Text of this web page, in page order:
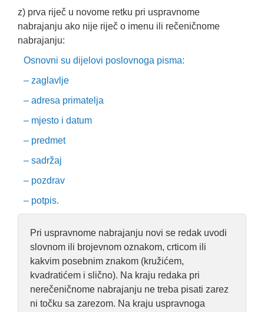
z) prva riječ u novome retku pri uspravnome
nabrajanju ako nije riječ o imenu ili rečeničnome
nabrajanju:
Osnovni su dijelovi poslovnoga pisma:
– zaglavlje
– adresa primatelja
– mjesto i datum
– predmet
– sadržaj
– pozdrav
– potpis.
Pri uspravnome nabrajanju novi se redak uvodi
slovnom ili brojevnom oznakom, crticom ili
kakvim posebnim znakom (kružićem,
kvadratićem i slično). Na kraju redaka pri
nerečeničnome nabrajanju ne treba pisati zarez
ni točku sa zarezom. Na kraju uspravnoga